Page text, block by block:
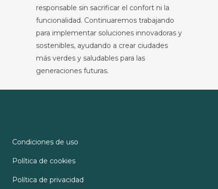
responsable sin sacrificar el confort ni la
funcionalidad. Continuaremos trabajando
para implementar soluciones innovadoras y
sostenibles, ayudando a crear ciudades
más verdes y saludables para las
generaciones futuras.
Condiciones de uso
Política de cookies
Política de privacidad